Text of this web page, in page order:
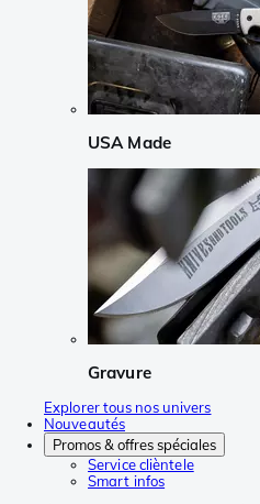
USA Made
Gravure
Explorer tous nos univers
Nouveautés
Promos & offres spéciales
Service clièntele
Smart infos